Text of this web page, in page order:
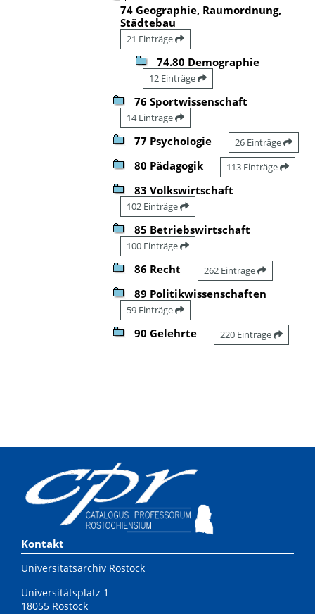
74 Geographie, Raumordnung,
Städtebau
21 Einträge
74.80 Demographie
12 Einträge
76 Sportwissenschaft
14 Einträge
77 Psychologie 26 Einträge
80 Pädagogik 113 Einträge
83 Volkswirtschaft
102 Einträge
85 Betriebswirtschaft
100 Einträge
86 Recht 262 Einträge
89 Politikwissenschaften
59 Einträge
90 Gelehrte 220 Einträge
Kontakt
Universitätsarchiv Rostock
Universitätsplatz 1
18055 Rostock